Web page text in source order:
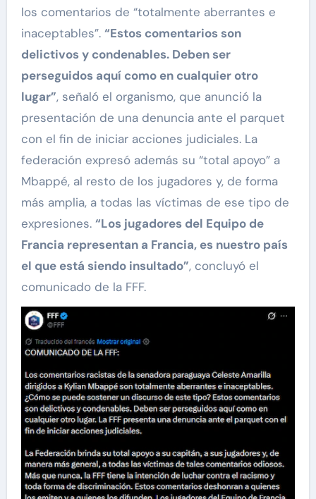
los comentarios de “totalmente aberrantes e
inaceptables”. “Estos comentarios son
delictivos y condenables. Deben ser
perseguidos aquí como en cualquier otro
lugar”, señaló el organismo, que anunció la
presentación de una denuncia ante el parquet
con el fin de iniciar acciones judiciales. La
federación expresó además su “total apoyo” a
Mbappé, al resto de los jugadores y, de forma
más amplia, a todas las víctimas de ese tipo de
expresiones. “Los jugadores del Equipo de
Francia representan a Francia, es nuestro país
el que está siendo insultado”, concluyó el
comunicado de la FFF.